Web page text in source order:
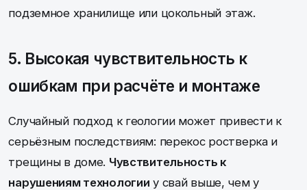
подземное хранилище или цокольный этаж.
5. Высокая чувствительность к
ошибкам при расчёте и монтаже
Случайный подход к геологии может привести к
серьёзным последствиям: перекос ростверка и
трещины в доме. Чувствительность к
нарушениям технологии у свай выше, чем у